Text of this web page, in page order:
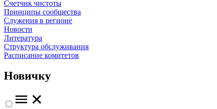
Счетчик чистоты
Принципы сообщества
Служения в регионе
Новости
Литература
Структура обслуживания
Расписание комитетов
Новичку